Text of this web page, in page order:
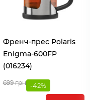
Френч-прес Polaris
Enigma-600FP
(016234)
699 грн -42%